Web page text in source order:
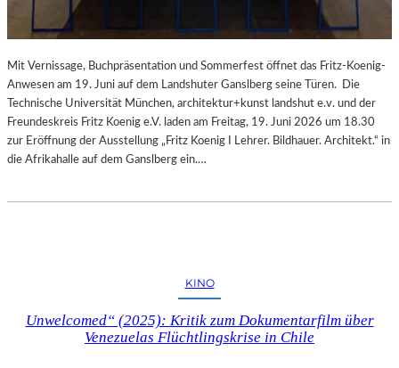
Mit Vernissage, Buchpräsentation und Sommerfest öffnet das Fritz-Koenig-
Anwesen am 19. Juni auf dem Landshuter Ganslberg seine Türen. Die
Technische Universität München, architektur+kunst landshut e.v. und der
Freundeskreis Fritz Koenig e.V. laden am Freitag, 19. Juni 2026 um 18.30
zur Eröffnung der Ausstellung „Fritz Koenig Ι Lehrer. Bildhauer. Architekt.“ in
die Afrikahalle auf dem Ganslberg ein.…
KINO
Unwelcomed“ (2025): Kritik zum Dokumentarfilm über
Venezuelas Flüchtlingskrise in Chile